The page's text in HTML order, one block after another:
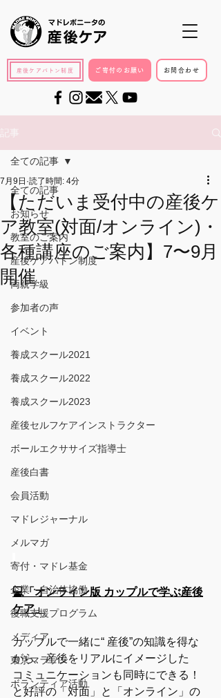
産後ケアバトン制度 ご寄付のお願い お問合わせ
記事
全ての記事
お知らせ
教室のご案内
産後ケアバトン制度
両親学級
参加者の声
イベント
養成スクール2021
養成スクール2022
養成スクール2023
産後セルフケアインストラクター
ボールエクササイズ指導士
産後白書
会員活動
マドレジャーナル
メルマガ
寄付・マドレ基金
企業・自治体協働
復職支援プログラム
メディア
東京マラソン
ボランティア活動
全ての記事
【ただいま受付中の産後ケ
ア教室(対面/オンライン)・
各種講座のご案内】7〜9月
開催
7月9日 読了時間: 4分
💻「オンライン版 カップルで学ぶ産後
ケア」
カップルで一緒に“ 産後”の知識を得な
がら、産後をリアルにイメージした
コミュニケーションも同時にできる！
と好評の「対面」と「オンライン」の